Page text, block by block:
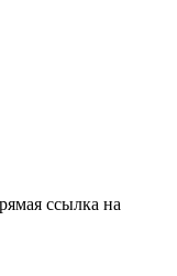
ссылка на